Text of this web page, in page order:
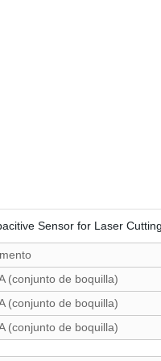
(conjunto de boquilla)
(conjunto de boquilla)
(conjunto de boquilla)